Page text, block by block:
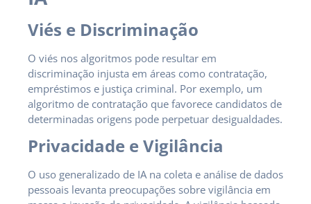
Viés e Discriminação
O viés nos algoritmos pode resultar em
discriminação injusta em áreas como contratação,
empréstimos e justiça criminal. Por exemplo, um
algoritmo de contratação que favorece candidatos de
determinadas origens pode perpetuar desigualdades.
Privacidade e Vigilância
O uso generalizado de IA na coleta e análise de dados
pessoais levanta preocupações sobre vigilância em